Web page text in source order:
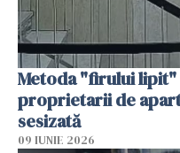
Metoda "firului lipit"
proprietarii de
sesizată
09 IUNIE 2026